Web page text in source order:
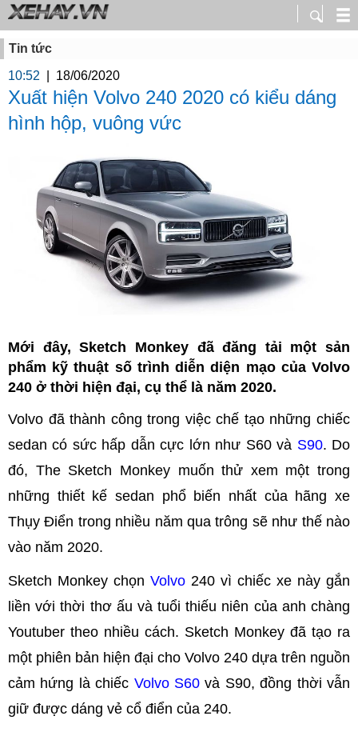
Tin tức
10:52
18/06/2020
Xuất hiện Volvo 240 2020 có kiểu dáng
hình hộp, vuông vức
Mới đây, Sketch Monkey đã đăng tải một sản
phẩm kỹ thuật số trình diễn diện mạo của Volvo
240 ở thời hiện đại, cụ thể là năm 2020.
Volvo đã thành công trong việc chế tạo những chiếc
sedan có sức hấp dẫn cực lớn như S60 và S90. Do
đó, The Sketch Monkey muốn thử xem một trong
những thiết kế sedan phổ biến nhất của hãng xe
Thụy Điển trong nhiều năm qua trông sẽ như thế nào
vào năm 2020.
Sketch Monkey chọn Volvo 240 vì chiếc xe này gắn
liền với thời thơ ấu và tuổi thiếu niên của anh chàng
Youtuber theo nhiều cách. Sketch Monkey đã tạo ra
một phiên bản hiện đại cho Volvo 240 dựa trên nguồn
cảm hứng là chiếc Volvo S60 và S90, đồng thời vẫn
giữ được dáng vẻ cổ điển của 240.